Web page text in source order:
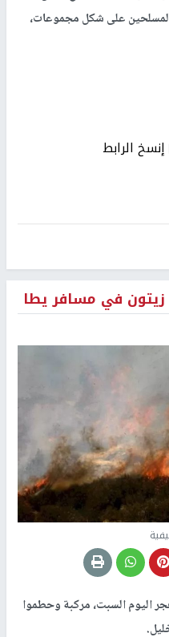
المسلحين على شكل مجموعات،
إنسخ الرابط
في مسافر يطا
اليوم السبت، مركبة وحطموا